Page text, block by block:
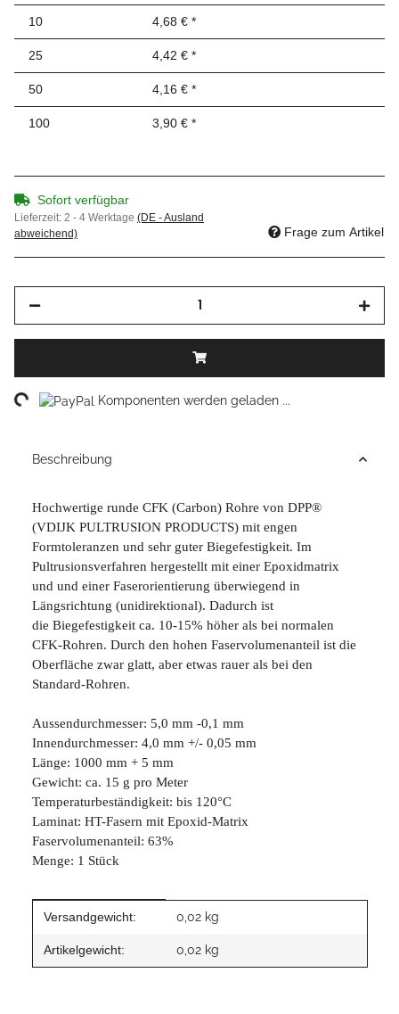
10 4,68 € *
25 4,42 € *
50 4,16 € *
100 3,90 € *
Sofort verfügbar
Lieferzeit: 2 - 4 Werktage (DE - Ausland
abweichend)
Frage zum Artikel
Komponenten werden geladen ...
Beschreibung
Hochwertige runde CFK (Carbon) Rohre von DPP®
(VDIJK PULTRUSION PRODUCTS) mit engen
Formtoleranzen und sehr guter Biegefestigkeit. Im
Pultrusionsverfahren hergestellt mit einer Epoxidmatrix
und und einer Faserorientierung überwiegend in
Längsrichtung (unidirektional). Dadurch ist
die Biegefestigkeit ca. 10-15% höher als bei normalen
CFK-Rohren. Durch den hohen Faservolumenanteil ist die
Oberfläche zwar glatt, aber etwas rauer als bei den
Standard-Rohren.
Aussendurchmesser: 5,0 mm -0,1 mm
Innendurchmesser: 4,0 mm +/- 0,05 mm
Länge: 1000 mm + 5 mm
Gewicht: ca. 15 g pro Meter
Temperaturbeständigkeit: bis 120°C
Laminat: HT-Fasern mit Epoxid-Matrix
Faservolumenanteil: 63%
Menge: 1 Stück
Produkteigenschaft
Wert
Versandgewicht: 0,02 kg
Artikelgewicht: 0,02 kg